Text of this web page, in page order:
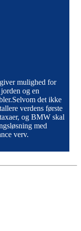
mulighed for
og en
det ikke
verdens første
og BMW skal
med
verv.